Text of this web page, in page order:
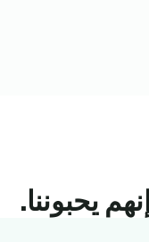
إنهم يحبوننا.